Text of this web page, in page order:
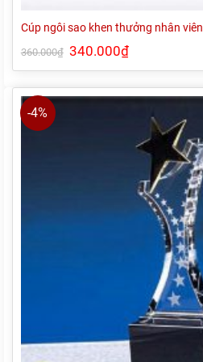
Cúp ngôi sao khen thưởng nhân viên
360.000₫ Giá
gốc
là:
340.000₫Giá
hiện
tại
340.000₫.
-4%